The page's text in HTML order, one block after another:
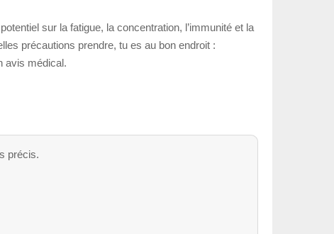
sur la fatigue, la concentration, l’immunité et la
précautions prendre, tu es au bon endroit :
avis médical.
précis.